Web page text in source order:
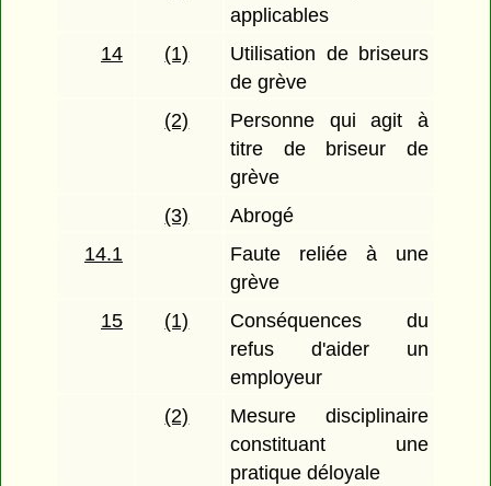
applicables
14
(1)
Utilisation de briseurs
de grève
(2)
Personne qui agit à
titre de briseur de
grève
(3)
Abrogé
14.1
Faute reliée à une
grève
15
(1)
Conséquences du
refus d'aider un
employeur
(2)
Mesure disciplinaire
constituant une
pratique déloyale